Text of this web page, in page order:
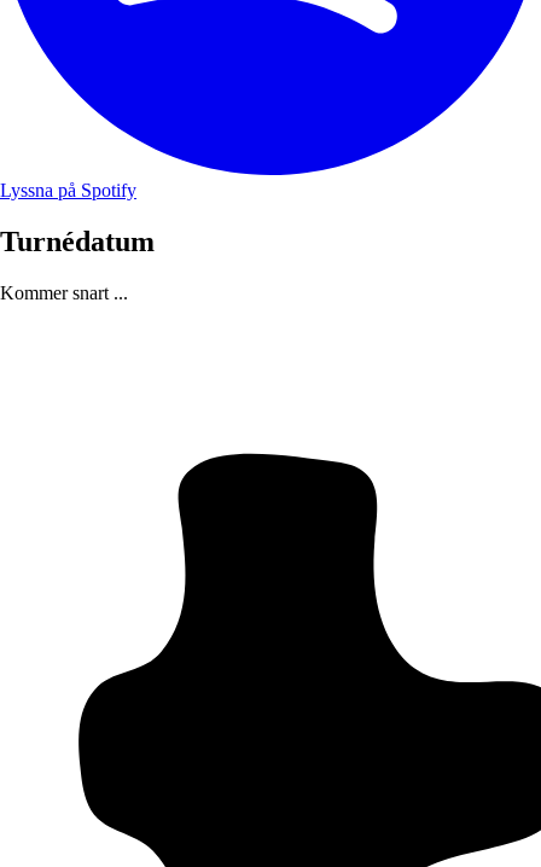
Lyssna på Spotify
Turnédatum
Kommer snart ...